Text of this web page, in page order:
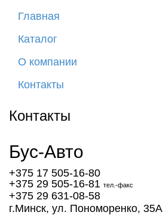
Главная
Каталог
О компании
Контакты
Контакты
Бус-Авто
+375 17 505-16-80
+375 29 505-16-81 тел.-факс
+375 29 631-08-58
г.Минск, ул. Пономоренко, 35А